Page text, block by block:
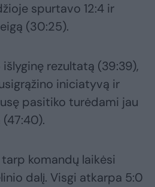
spurtavo 12:4 ir
(30:25).
rezultatą (39:39),
iniciatyvą ir
pasitiko turėdami jau
komandų laikėsi
dalį. Visgi atkarpa 5:0